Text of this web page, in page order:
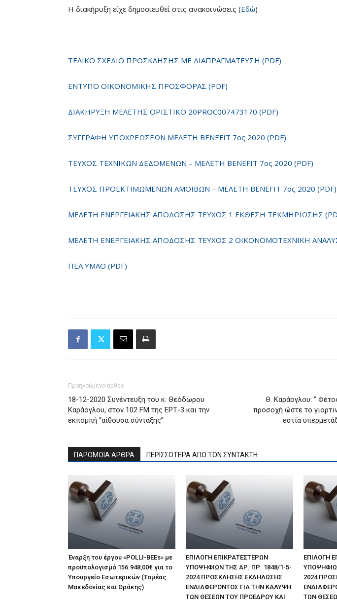
Η διακήρυξη είχε δημοσιευθεί στις ανακοινώσεις (Εδώ)
ΤΕΛΙΚΟ ΣΧΕΔΙΟ ΠΡΟΣΚΛΗΣΗΣ ΜΕ ΔΙΑΠΡΑΓΜΑΤΕΥΣΗ (PDF)
ΕΝΤΥΠΟ ΟΙΚΟΝΟΜΙΚΗΣ ΠΡΟΣΦΟΡΑΣ (PDF)
ΔΙΑΚΗΡΥΞΗ ΜΕΛΕΤΗΣ ΟΡΙΣΤΙΚΟ 20PROC007473170 (PDF)
ΣΥΓΓΡΑΦΗ ΥΠΟΧΡΕΩΣΕΩΝ ΜΕΛΕΤΗ BENEFIT 7oς 2020 (PDF)
ΤΕΥΧΟΣ ΤΕΧΝΙΚΩΝ ΔΕΔΟΜΕΝΩΝ – ΜΕΛΕΤΗ BENEFIT 7ος 2020 (PDF)
ΤΕΥΧΟΣ ΠΡΟΕΚΤΙΜΩΜΕΝΩΝ ΑΜΟΙΒΩΝ – ΜΕΛΕΤΗ BENEFIT 7ος 2020 (PDF)
ΜΕΛΕΤΗ ΕΝΕΡΓΕΙΑΚΗΣ ΑΠΟΔΟΣΗΣ ΤΕΥΧΟΣ 1 ΕΚΘΕΣΗ ΤΕΚΜΗΡΙΩΣΗΣ
ΜΕΛΕΤΗ ΕΝΕΡΓΕΙΑΚΗΣ ΑΠΟΔΟΣΗΣ ΤΕΥΧΟΣ 2 ΟΙΚΟΝΟΜΟΤΕΧΝΙΚΗ
ΠΕΑ ΥΜΑΘ (PDF)
Προηγούμενο άρθρο
18-12-2020 Συνέντευξη του κ. Θεόδωρου
Καράογλου, στον 102 FM της ΕΡΤ-3 και την
εκπομπή “αίθουσα σύνταξης”
Θ. Καράογλου: ”
προσοχή ώστε το
εστία
ΠΑΡΟΜΟΙΑ ΑΡΘΡΑ ΠΕΡΙΣΣΟΤΕΡΑ ΑΠΟ ΤΟΝ ΣΥΝΤΑΚΤΗ
Έναρξη του έργου «POLLI-BEEs» με
προϋπολογισμό 156.948,00€ για το
Υπουργείο Εσωτερικών (Τομέας
Μακεδονίας και Θράκης)
ΕΠΙΛΟΓΗ ΕΠΙΚΡΑΤΕΣΤΕΡΩΝ
ΥΠΟΨΗΦΙΩΝ ΤΗΣ ΑΡ. ΠΡ. 1848/1-5-
2024 ΠΡΟΣΚΛΗΣΗΣ ΕΚΔΗΛΩΣΗΣ
ΕΝΔΙΑΦΕΡΟΝΤΟΣ ΓΙΑ ΤΗΝ ΚΑΛΥΨΗ
ΤΩΝ ΘΕΣΕΩΝ ΤΟΥ ΠΡΟΕΔΡΟΥ ΚΑΙ
ΕΠΙΛΟΓΗ
2024
ΤΩΝ